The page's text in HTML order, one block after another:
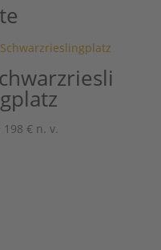
198 € n. v.